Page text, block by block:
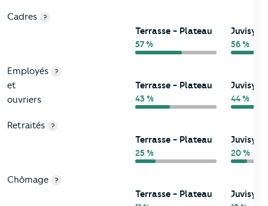
Cadres ?
Terrasse - Plateau
57 %
Juvisy-
56 %
Employés
et
ouvriers
?
Terrasse - Plateau
43 %
Juvisy-
44 %
Retraités ?
Terrasse - Plateau
25 %
Juvisy-
20 %
Chômage ?
Terrasse - Plateau Juvisy-